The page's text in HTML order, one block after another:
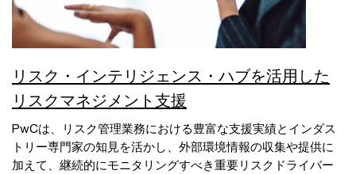
リスク・インテリジェンス・ハブを活用した
リスクマネジメント支援
PwCは、リスク管理業務における豊富な支援実績とインダス
トリー専門家の知見を活かし、外部環境情報の収集や提供に
加えて、継続的にモニタリングすべき重要リスクドライバー